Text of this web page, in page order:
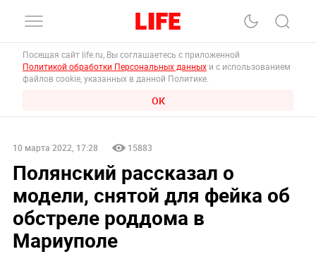
Посещая сайт life.ru, Вы соглашаетесь с приложенной
Политикой обработки Персональных данных и с использованием
файлов cookie, указанных в данной Политике.
ОК
10 марта 2022, 17:28 15883
Полянский рассказал о
модели, снятой для фейка об
обстреле роддома в
Мариуполе